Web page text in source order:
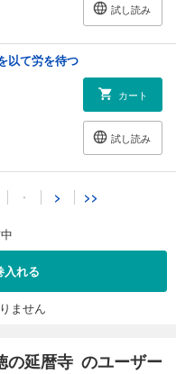
試し読み
以て労を待つ
カート
試し読み
安土時代の幕開け
の刻
カート
・ > >>
入れる
ません
延暦寺 のユーザー